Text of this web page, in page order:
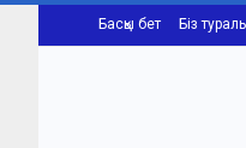
Басқы бет Біз